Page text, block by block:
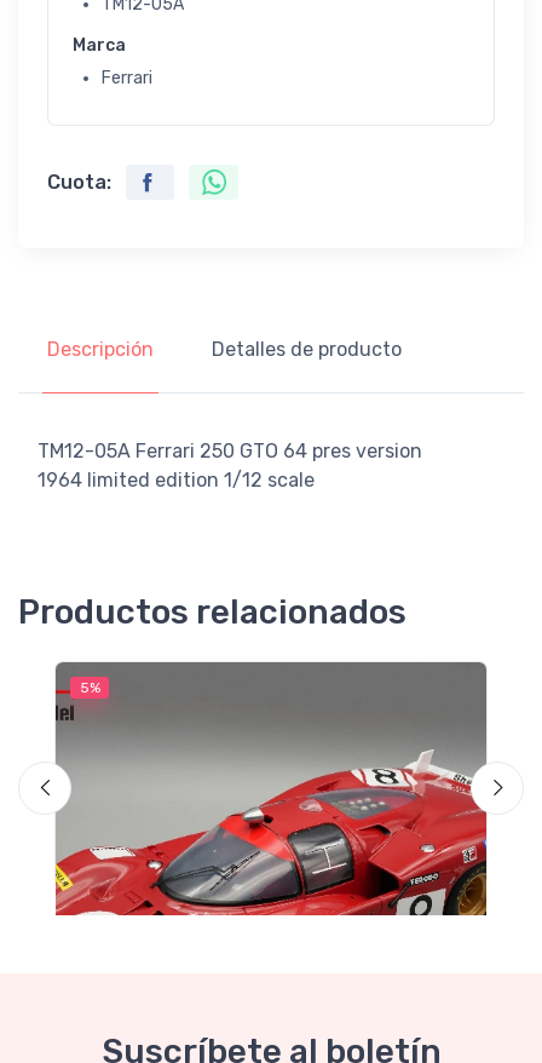
TM12-05A
Marca
Ferrari
Cuota:
Descripción Detalles de producto
TM12-05A Ferrari 250 GTO 64 pres version
1964 limited edition 1/12 scale
Productos relacionados
5%
Suscríbete al boletín